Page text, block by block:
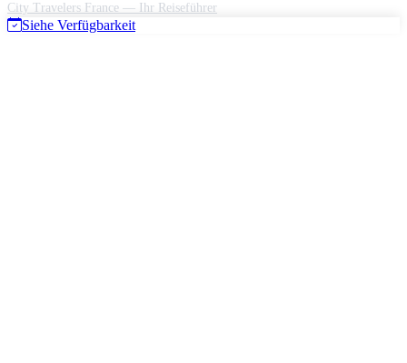
City Travelers France — Ihr Reiseführer
Siehe Verfügbarkeit